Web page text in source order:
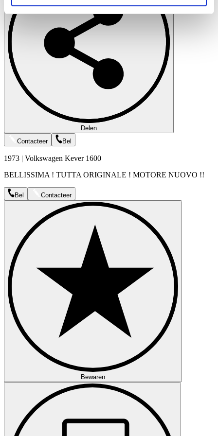
soziale Medien, Werbung und Analysen weiter. Unsere
Partner führen diese Informationen möglicherweise mit
weiteren Daten zusammen, die Sie ihnen bereitgestellt
haben oder die sie im Rahmen Ihrer Nutzung der Dienste
gesammelt haben.
Datenschutzerklärung
Delen
Contacteer
Bel
1973 | Volkswagen Kever 1600
BELLISSIMA ! TUTTA ORIGINALE ! MOTORE NUOVO !!
Bel Contacteer
Bewaren